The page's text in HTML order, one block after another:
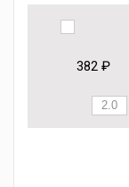
382 ₽